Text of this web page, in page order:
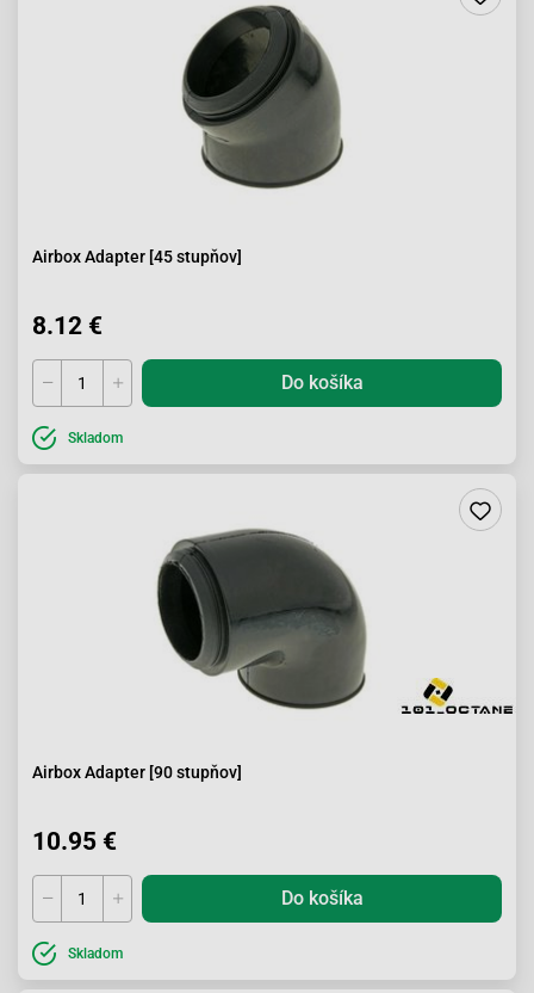
Airbox Adapter [45 stupňov]
8.12 €
Do košíka
Skladom
Airbox Adapter [90 stupňov]
10.95 €
Do košíka
Skladom